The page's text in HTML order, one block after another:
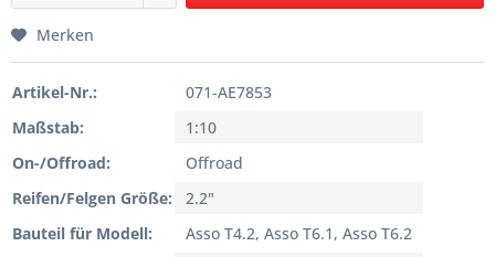
Merken
Artikel-Nr.:
071-AE7853
Maßstab:
1:10
On-/Offroad:
Offroad
Reifen/Felgen Größe:
2.2"
Bauteil für Modell:
Asso T4.2, Asso T6.1, Asso T6.2